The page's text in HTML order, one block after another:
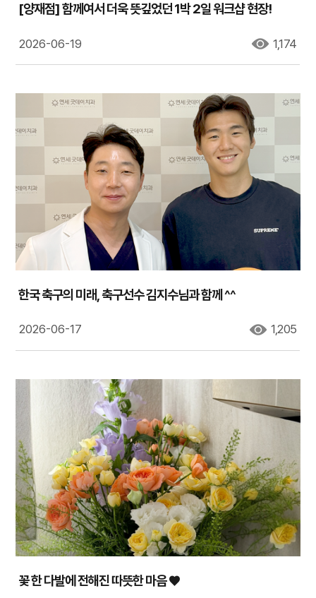
[양재점] 함께여서 더욱 뜻깊었던 1박 2일 워크샵 현장!
2026-06-19 1,174
한국 축구의 미래, 축구선수 김지수님과 함께 ^^
2026-06-17 1,205
꽃 한 다발에 전해진 따뜻한 마음 ♥